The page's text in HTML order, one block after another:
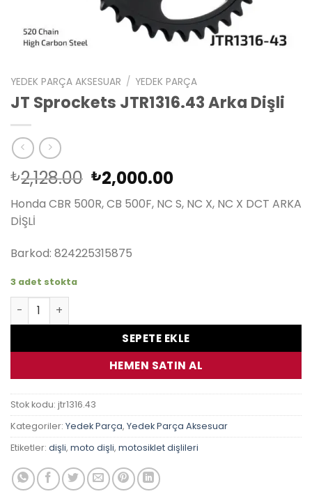
YEDEK PARÇA AKSESUAR / YEDEK PARÇA
JT Sprockets JTR1316.43 Arka Dişli
₺2,128.00 Orijinal
fiyat:
₺2,128.00.
₺2,000.00Şu
andaki
fiyat:
Honda CBR 500R, CB 500F, NC S, NC X, NC X DCT ARKA
DİŞLİ
Barkod: 824225315875
3 adet stokta
JT Sprockets JTR1316.43 Arka Dişli adet
SEPETE EKLE
HEMEN SATIN AL
Stok kodu: jtr1316.43
Kategoriler: Yedek Parça, Yedek Parça Aksesuar
Etiketler: dişli, moto dişli, motosiklet dişlileri